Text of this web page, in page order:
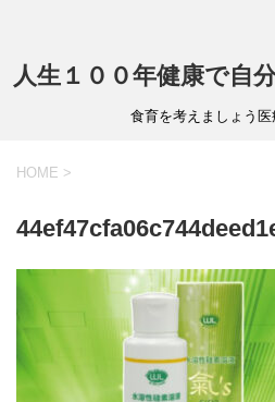
人生１００年健康で自
食育を考えましょう医
HOME >